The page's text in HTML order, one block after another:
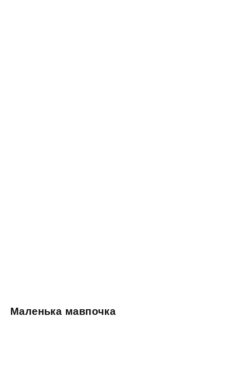
Маленька мавпочка